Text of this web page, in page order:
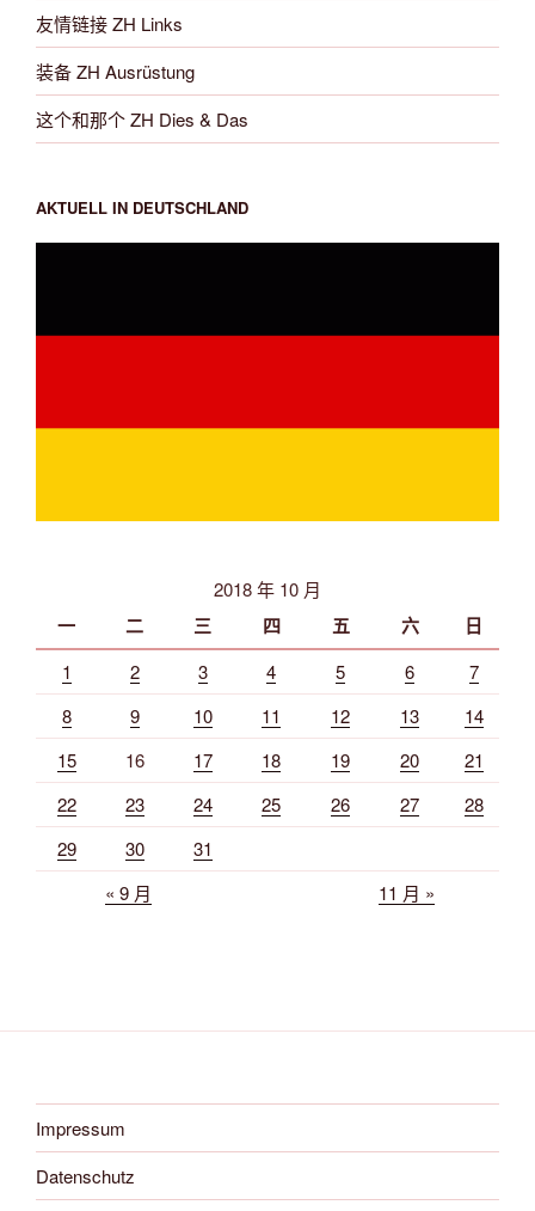
友情链接 ZH Links
装备 ZH Ausrüstung
这个和那个 ZH Dies & Das
AKTUELL IN DEUTSCHLAND
2018 年 10 月
一 二 三 四 五 六 日
1 2 3 4 5 6
7
8
9 10 11 12 13
14
15
16 17 18 19 20
21
22
23 24 25 26 27
28
29
30
31
« 9 月
11 月 »
Impressum
Datenschutz